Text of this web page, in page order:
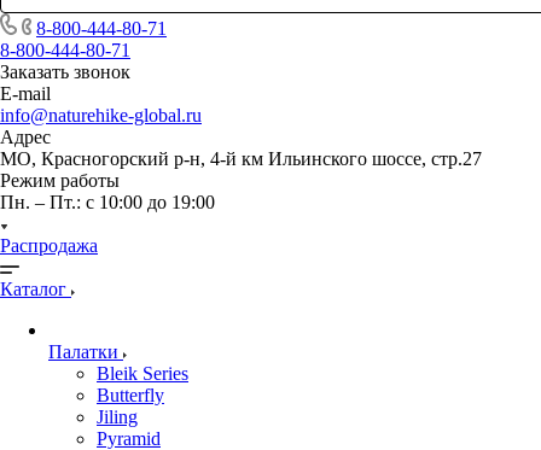
8-800-444-80-71
8-800-444-80-71
Заказать звонок
E-mail
info@naturehike-global.ru
Адрес
МО, Красногорский р-н, 4-й км Ильинского шоссе, стр.27
Режим работы
Пн. – Пт.: с 10:00 до 19:00
Распродажа
Каталог
Палатки
Bleik Series
Butterfly
Jiling
Pyramid